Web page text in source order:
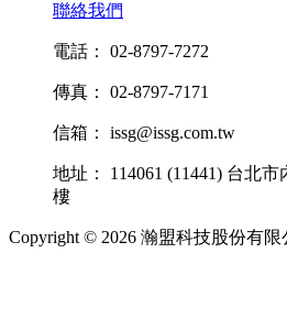
聯絡我們
電話： 02-8797-7272
傳真： 02-8797-7171
信箱： issg@issg.com.tw
地址： 114061 (11441) 台北
樓
Copyright © 2026 瀚盟科技股份有限